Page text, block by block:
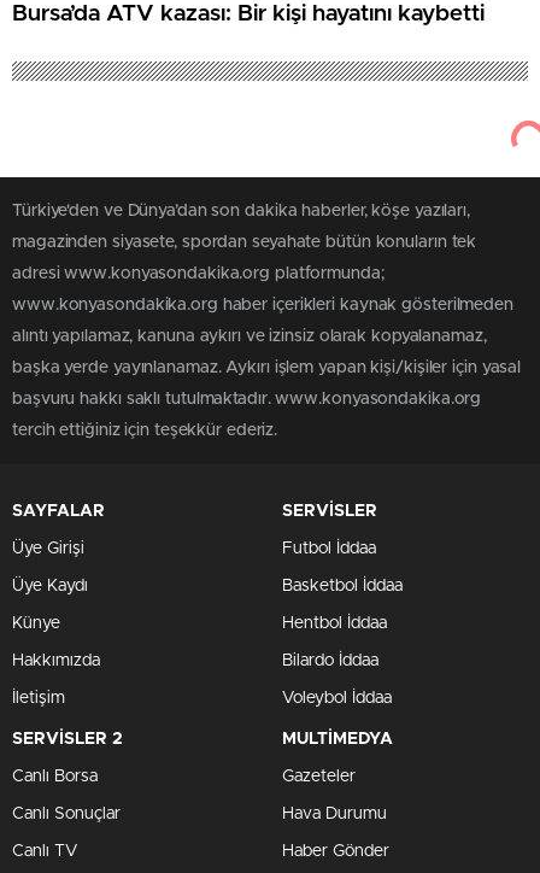
Bursa’da ATV kazası: Bir kişi hayatını kaybetti
Türkiye'den ve Dünya’dan son dakika haberler, köşe yazıları,
magazinden siyasete, spordan seyahate bütün konuların tek
adresi www.konyasondakika.org platformunda;
www.konyasondakika.org haber içerikleri kaynak gösterilmeden
alıntı yapılamaz, kanuna aykırı ve izinsiz olarak kopyalanamaz,
başka yerde yayınlanamaz. Aykırı işlem yapan kişi/kişiler için yasal
başvuru hakkı saklı tutulmaktadır. www.konyasondakika.org
tercih ettiğiniz için teşekkür ederiz.
SAYFALAR
Üye Girişi
Üye Kaydı
Künye
Hakkımızda
İletişim
SERVİSLER
Futbol İddaa
Basketbol İddaa
Hentbol İddaa
Bilardo İddaa
Voleybol İddaa
SERVİSLER 2
Canlı Borsa
Canlı Sonuçlar
Canlı TV
MULTİMEDYA
Gazeteler
Hava Durumu
Haber Gönder